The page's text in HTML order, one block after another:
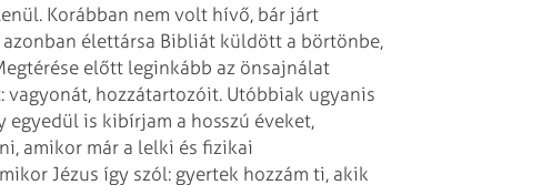
Korábban nem volt hívő, bár járt
élettársa Bibliát küldött a börtönbe,
előtt leginkább az önsajnálat
hozzátartozóit. Utóbbiak ugyanis
is kibírjam a hosszú éveket,
amikor már a lelki és fizikai
Jézus így szól: gyertek hozzám ti, akik